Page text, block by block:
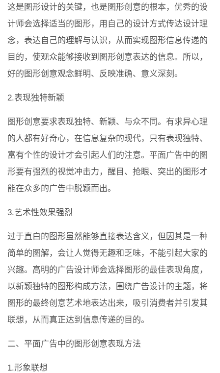
这是图形设计的关键，也是图形创意的根本，优秀的设
计师会选择适当的图形，用自己的设计方式传达设计理
念，表达自己的理解与认识，从而实现图形信息传递的
目的，使观众能够接收到图形创意表达的信息。所以，
好的图形创意观念鲜明、反映准确、意义深刻。
2.表现独特新颖
图形创意要求表现独特、新颖、与众不同。有求异心理
的人都有好奇心，在信息复杂的现代，只有表现独特、
富有个性的设计才会引起人们的注意。平面广告中的图
形要有强烈的视觉冲击力，醒目、抢眼、突出的图形才
能在众多的广告中脱颖而出。
3.艺术性效果强烈
过于直白的图形虽然能够直接表达含义，但因其是一种
简单的图解，会让人觉得无趣和乏味，不能引起大家的
兴趣。高明的广告设计师会选择图形的最佳表现角度，
以新颖独特的图形构成方法，围绕广告设计的主题，将
图形的最终创意艺术地表达出来，吸引消费者并引发其
联想，从而真正达到信息传递的目的。
二、平面广告中的图形创意表现方法
1.形象联想